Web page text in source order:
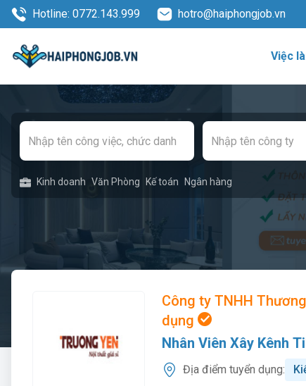
Hotline: 0772.143.999 hotro@haiphongjob.vn
Việc
Kinh doanh Văn Phòng Kế toán Ngân hàng
Công ty TNHH
dụng
Nhân Viên Xây Kênh
Địa điểm tuyển dụng: